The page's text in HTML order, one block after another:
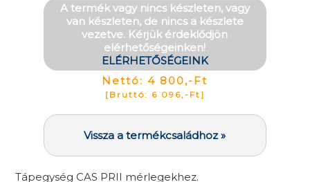
A termék vagy nincs készleten, vagy
van készleten, de nincs a készlete
vezetve. Kérjük érdeklődjön
elérhetőségeinken!
ELÉRHETŐSÉGEINK
Nettó: 4 800,-Ft
[Bruttó: 6 096,-Ft]
Vissza a termékcsaládhoz »
Tápegység CAS PRII mérlegekhez.